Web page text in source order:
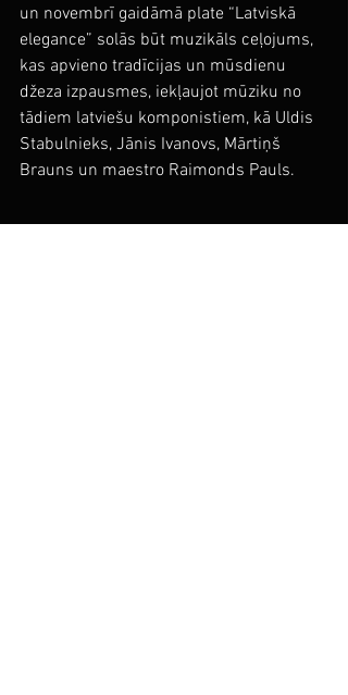
un novembrī gaidāmā plate “Latviskā
elegance” solās būt muzikāls ceļojums,
kas apvieno tradīcijas un mūsdienu
džeza izpausmes, iekļaujot mūziku no
tādiem latviešu komponistiem, kā Uldis
Stabulnieks, Jānis Ivanovs, Mārtiņš
Brauns un maestro Raimonds Pauls.